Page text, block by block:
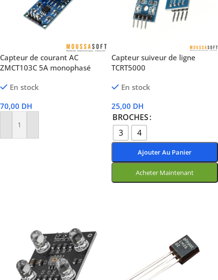
Capteur de courant AC
ZMCT103C 5A monophasé
En stock
70,00 DH
Ajouter Au Panier
Capteur suiveur de ligne
TCRT5000
En stock
25,00 DH
BROCHES
3
4
Ajouter Au Panier
Acheter Maintenant